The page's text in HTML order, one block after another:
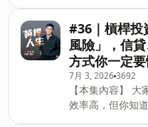
九折+免運費，
霜7ml。 強力推薦三組一起入手，從清
潔、修護、保濕
性日常保養最重
自己一瓶一瓶研究搭配。 🎁
了，自用送禮都很適合。
https://
限，趕快點擊連
解現金、定存、
背後各自承擔的代價。 真正的
假裝風險不存在
一種風險，並確
承受度都能撐得
投資、人力資本
信貸、房貸負債
資金匯回台灣、
#36｜槓桿投
風險」，信
方式你一定
7月 3, 20263692
【本集內容】 大家都說質押利息低、資金
效率高，但你知